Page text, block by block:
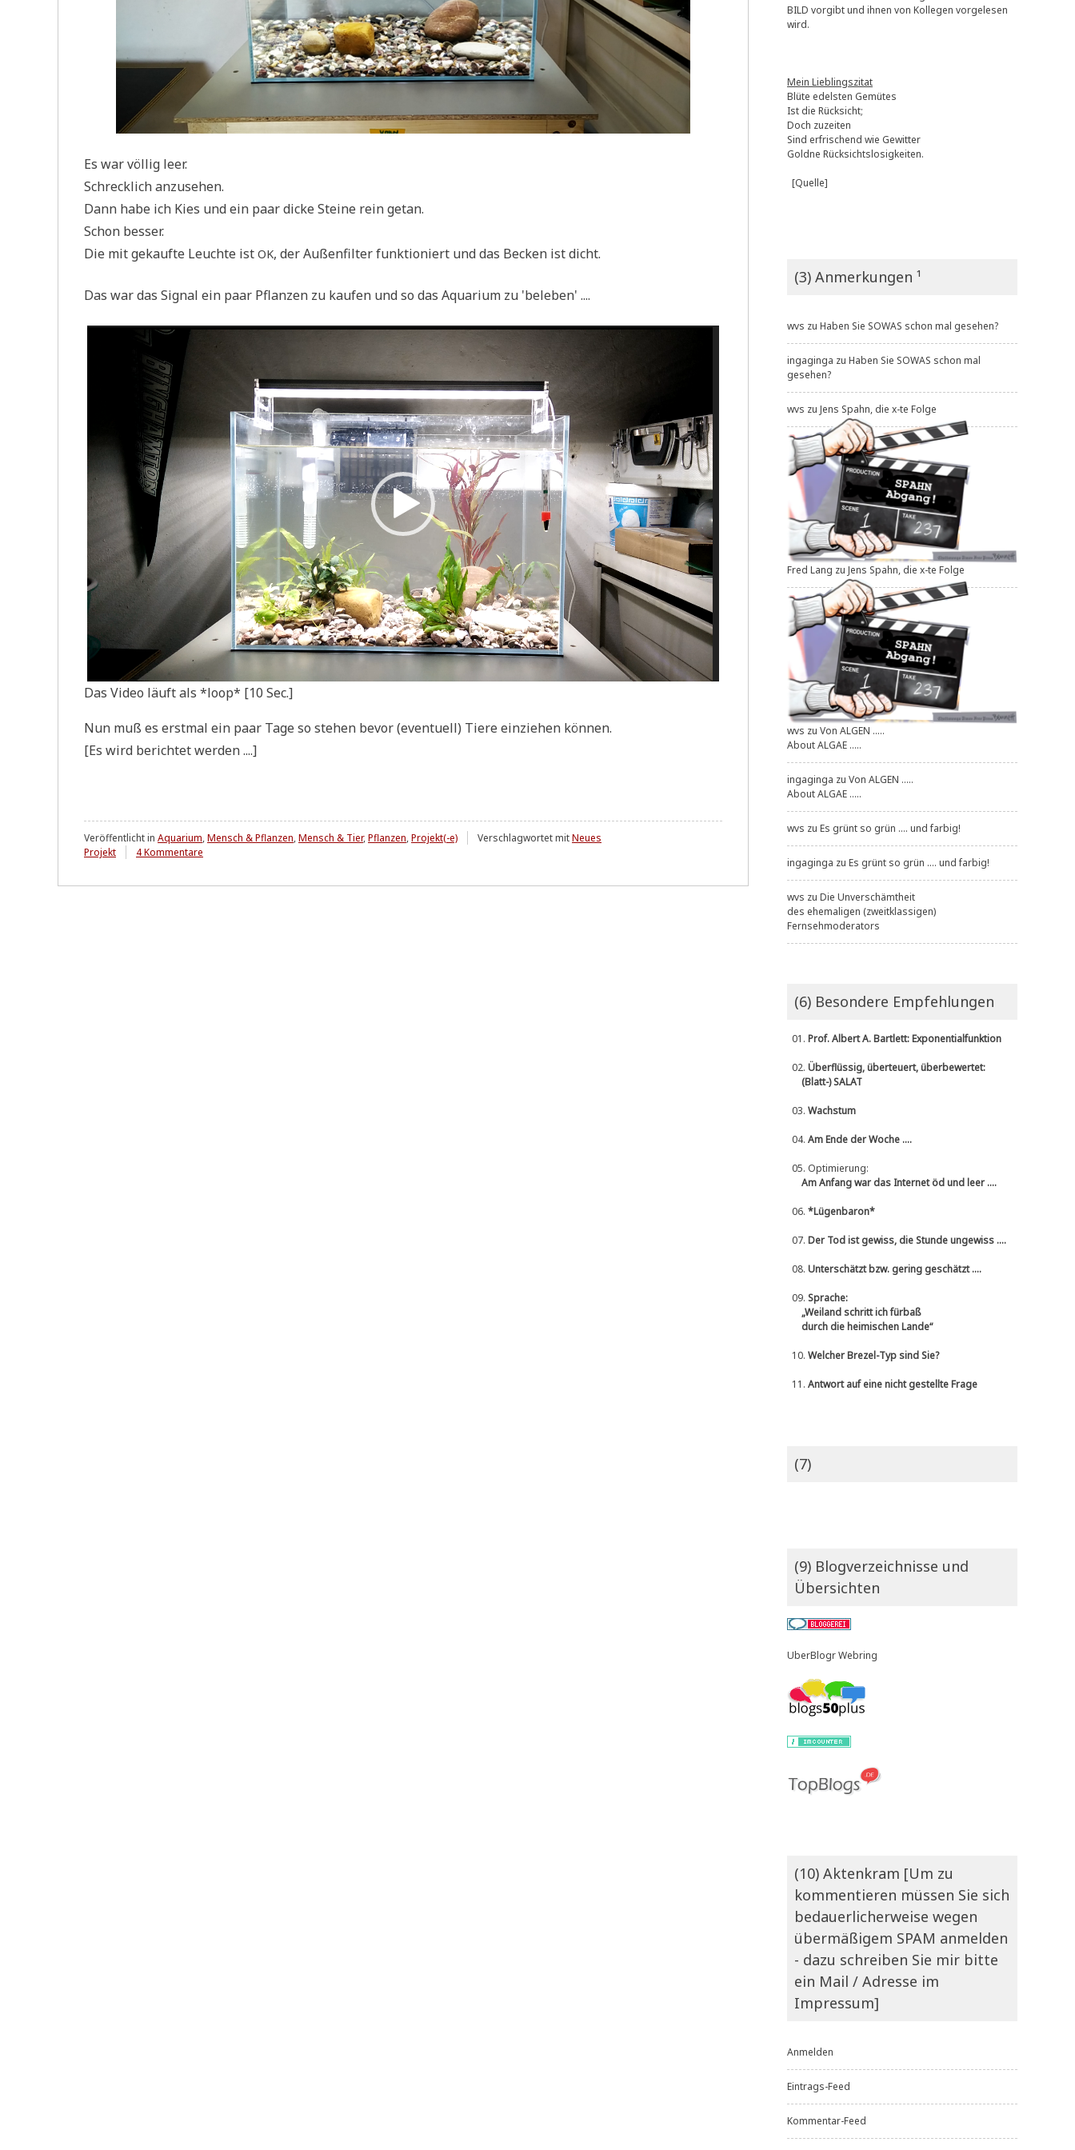
Es war völ­lig leer.
Schreck­lich anzusehen.
Dann habe ich Kies und ein paar dicke Stei­ne rein getan.
Schon bes­ser.
Die mit gekauf­te Leuch­te ist OK, der Außen­fil­ter funk­tio­niert und das Becken ist dicht.
Das war das Signal ein paar Pflan­zen zu kau­fen und so das Aqua­ri­um zu 'bele­ben' ....
Das Video läuft als *loop* [10 Sec.]
Nun muß es erst­mal ein paar Tage so ste­hen bevor (even­tu­ell) Tie­re ein­zie­hen können.
[Es wird berich­tet werden ....]
Veröffentlicht in Aquarium,Mensch & Pflanzen,Mensch & Tier,Pflanzen,Projekt(-e) Verschlagwortet mitNeues
Projekt
4 Kommentare
BILD vorgibt und ihnen von Kollegen vorgelesen
wird.
Mein Lieblingszitat
Blüte edelsten Gemütes
Ist die Rücksicht;
Doch zuzeiten
Sind erfrischend wie Gewitter
Goldne Rücksichtslosigkeiten.
[Quelle]
(3) Anmerkungen ¹
wvs zu Haben Sie SOWAS schon mal gesehen?
ingaginga zu Haben Sie SOWAS schon mal
gesehen?
wvs zu Jens Spahn, die x-te Folge
Fred Lang zu Jens Spahn, die x-te Folge
wvs zu Von ALGEN .....
About ALGAE .....
ingaginga zu Von ALGEN .....
About ALGAE .....
wvs zu Es grünt so grün .... und farbig!
ingaginga zu Es grünt so grün .... und farbig!
wvs zu Die Unverschämtheit
des ehemaligen (zweitklassigen)
Fernsehmoderators
(6) Besondere Empfehlungen
01. Prof. Albert A. Bartlett: Exponentialfunktion
02. Überflüssig, überteuert, überbewertet:
(Blatt-) SALAT
03. Wachstum
04. Am Ende der Woche ....
05. Optimierung:
Am Anfang war das Internet öd und leer ....
06. *Lügenbaron*
07. Der Tod ist gewiss, die Stunde ungewiss ....
08. Unterschätzt bzw. gering geschätzt ....
09. Sprache:
„Weiland schritt ich fürbaß
durch die heimischen Lande“
10. Welcher Brezel-Typ sind Sie?
11. Antwort auf eine nicht gestellte Frage
(7)
(9) Blogverzeichnisse und
Übersichten
UberBlogr Webring
(10) Aktenkram [Um zu
kommentieren müssen Sie sich
bedauerlicherweise wegen
übermäßigem SPAM anmelden
- dazu schreiben Sie mir bitte
ein Mail / Adresse im
Impressum]
Anmelden
Eintrags-Feed
Kommentar-Feed